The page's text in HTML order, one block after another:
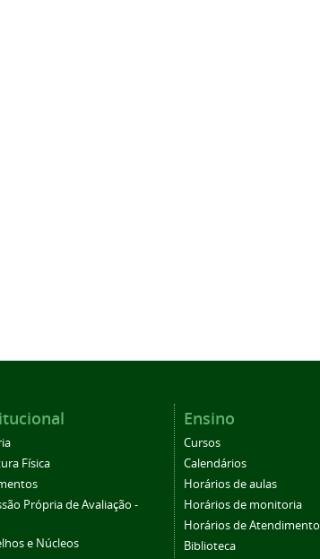
Física
Própria de Avaliação -
e Núcleos
Ensino
Cursos
Calendários
Horários de aulas
Horários de monitoria
Horários de Atendimento
Biblioteca